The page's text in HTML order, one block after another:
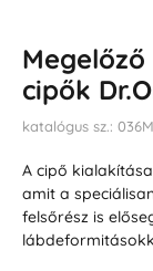
Megelőző
cipők
katalógus sz.:
A cipő
amit a
felsőrész is